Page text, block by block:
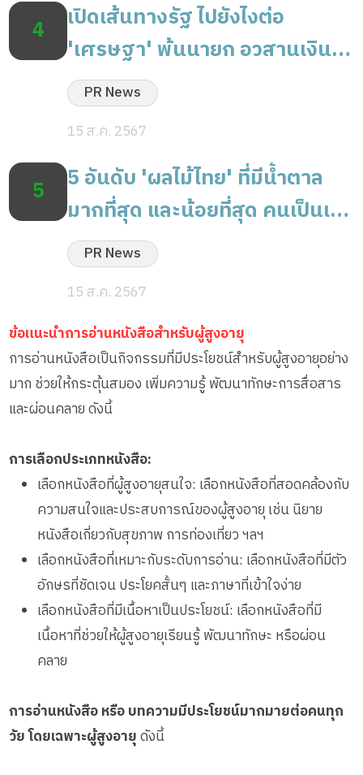
4
เปิดเส้นทางรัฐ ไปยังไงต่อ
'เศรษฐา' พ้นนายก อวสานเงิน
ดิจิทัล 10000 บาทหรือไม่
PR News
15 ส.ค. 2567
5
5 อันดับ 'ผลไม้ไทย' ที่มีน้ำตาล
มากที่สุด และน้อยที่สุด คนเป็นเบา
หวานทานได้
PR News
15 ส.ค. 2567
ข้อแนะนำการอ่านหนังสือสำหรับผู้สูงอายุ
การอ่านหนังสือเป็นกิจกรรมที่มีประโยชน์สำหรับผู้สูงอายุอย่าง
มาก ช่วยให้กระตุ้นสมอง เพิ่มความรู้ พัฒนาทักษะการสื่อสาร
และผ่อนคลาย ดังนี้
การเลือกประเภทหนังสือ:
เลือกหนังสือที่ผู้สูงอายุสนใจ: เลือกหนังสือที่สอดคล้องกับ
ความสนใจและประสบการณ์ของผู้สูงอายุ เช่น นิยาย
หนังสือเกี่ยวกับสุขภาพ การท่องเที่ยว ฯลฯ
เลือกหนังสือที่เหมาะกับระดับการอ่าน: เลือกหนังสือที่มีตัว
อักษรที่ชัดเจน ประโยคสั้นๆ และภาษาที่เข้าใจง่าย
เลือกหนังสือที่มีเนื้อหาเป็นประโยชน์: เลือกหนังสือที่มี
เนื้อหาที่ช่วยให้ผู้สูงอายุเรียนรู้ พัฒนาทักษะ หรือผ่อน
คลาย
การอ่านหนังสือ หรือ บทความมีประโยชน์มากมายต่อคนทุก
วัย โดยเฉพาะผู้สูงอายุดังนี้